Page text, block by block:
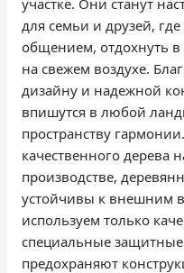
участке. Они станут
для семьи и друзей,
общением, отдохнуть в
на свежем воздухе.
дизайну и надежной
впишутся в любой
пространству
качественного дерева
производстве,
устойчивы к внешним
используем только
специальные
предохраняют